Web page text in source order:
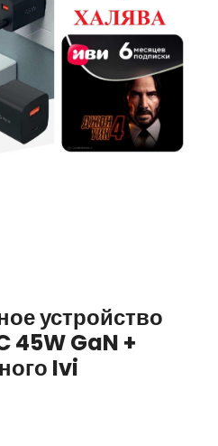
устройство
45W GaN +
Ivi